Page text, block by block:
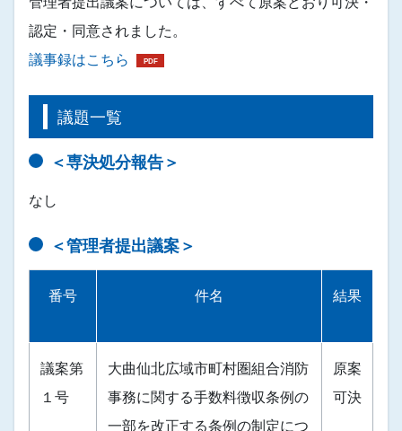
認定・同意されました。
議事録はこちら
議題一覧
＜専決処分報告＞
なし
＜管理者提出議案＞
番号 件名 結果
議案第
１号
大曲仙北広域市町村圏組合消防
事務に関する手数料徴収条例の
一部を改正する条例の制定につ
原案
可決